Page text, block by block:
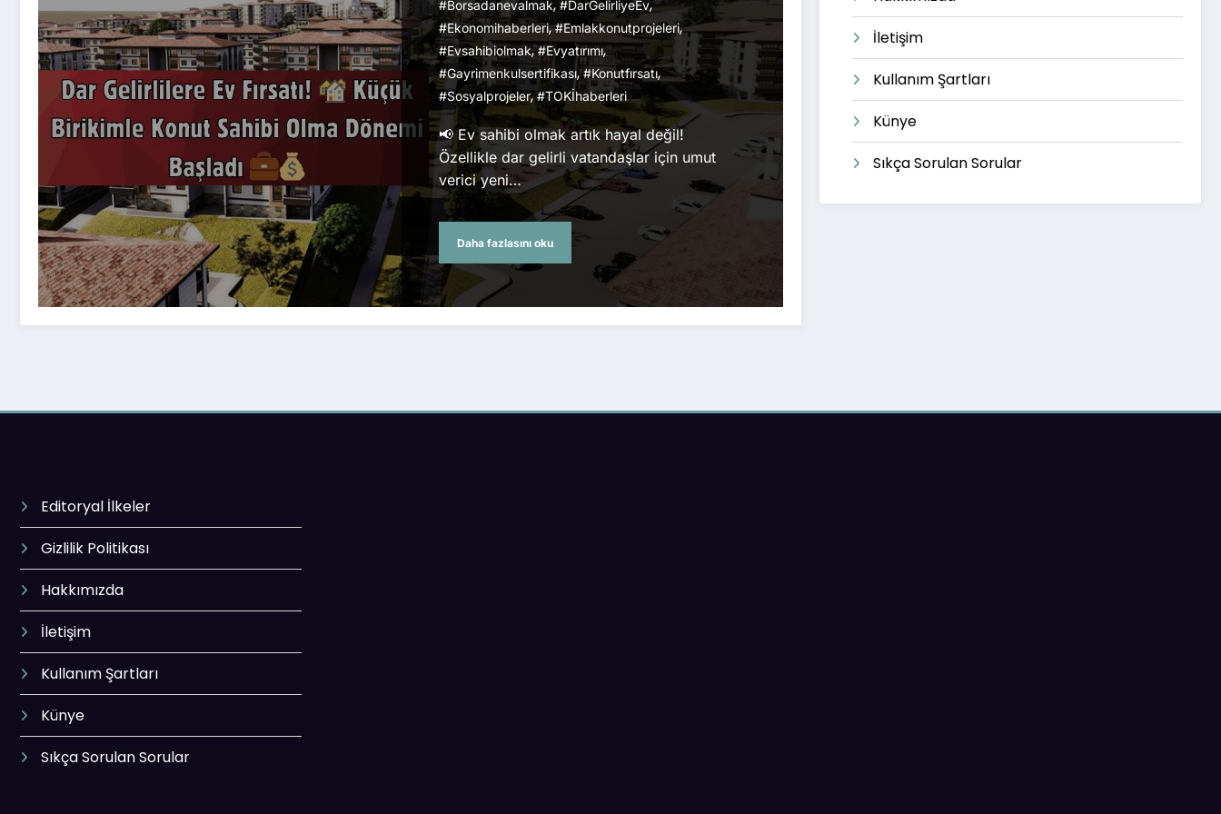
#borsadanevalmak, #darGelirliyeEv,
#ekonomihaberleri,#emlakkonutprojeleri,
#evsahibiolmak,#evyatırımı,
#gayrimenkulsertifikası,#konutfırsatı,
#sosyalprojeler,#TOKİhaberleri
📢 Ev sahibi olmak artık hayal değil!
Özellikle dar gelirli vatandaşlar için umut
verici yeni…
Daha fazlasını oku
İletişim
Kullanım Şartları
Künye
Sıkça Sorulan Sorular
Editoryal İlkeler
Gizlilik Politikası
Hakkımızda
İletişim
Kullanım Şartları
Künye
Sıkça Sorulan Sorular